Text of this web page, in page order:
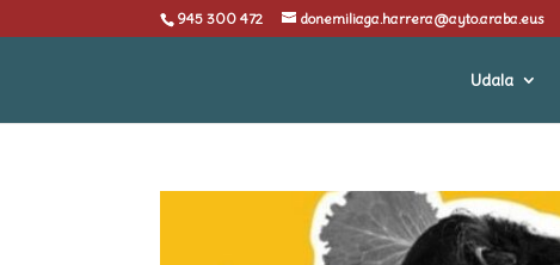
945 300 472 donemiliaga.harrera@ayto.araba.eus
Udala